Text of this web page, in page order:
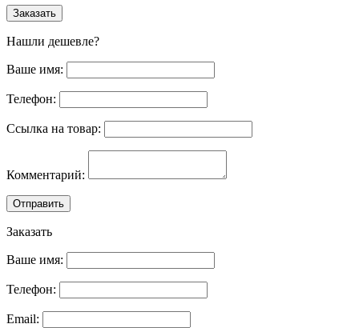
Заказать
Нашли дешевле?
Ваше имя:
Телефон:
Ссылка на товар:
Комментарий:
Отправить
Заказать
Ваше имя:
Телефон:
Email: